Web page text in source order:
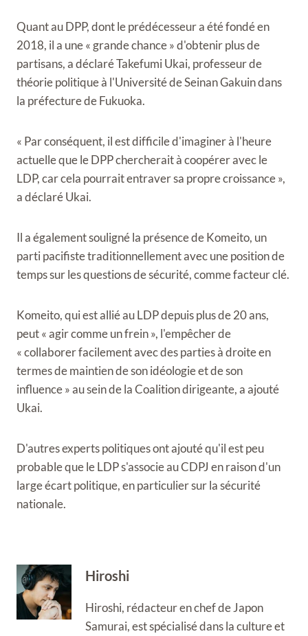
Quant au DPP, dont le prédécesseur a été fondé en
2018, il a une « grande chance » d'obtenir plus de
partisans, a déclaré Takefumi Ukai, professeur de
théorie politique à l'Université de Seinan Gakuin dans
la préfecture de Fukuoka.
« Par conséquent, il est difficile d'imaginer à l'heure
actuelle que le DPP chercherait à coopérer avec le
LDP, car cela pourrait entraver sa propre croissance »,
a déclaré Ukai.
Il a également souligné la présence de Komeito, un
parti pacifiste traditionnellement avec une position de
temps sur les questions de sécurité, comme facteur clé.
Komeito, qui est allié au LDP depuis plus de 20 ans,
peut « agir comme un frein », l'empêcher de
« collaborer facilement avec des parties à droite en
termes de maintien de son idéologie et de son
influence » au sein de la Coalition dirigeante, a ajouté
Ukai.
D'autres experts politiques ont ajouté qu'il est peu
probable que le LDP s'associe au CDPJ en raison d'un
large écart politique, en particulier sur la sécurité
nationale.
Hiroshi
Hiroshi, rédacteur en chef de Japon
Samurai, est spécialisé dans la culture et